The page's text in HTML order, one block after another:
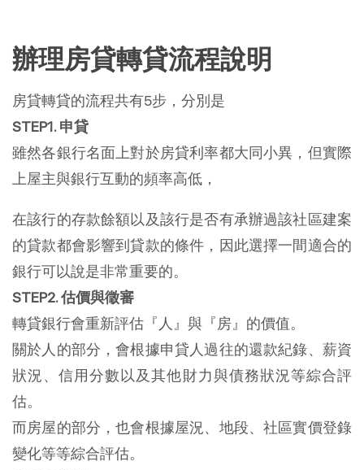
辦理房貸轉貸流程說明
房貸轉貸的流程共有5步，分別是
STEP1. 申貸
雖然各銀行名面上對於房貸利率都大同小異，但實際
上屋主與銀行互動的頻率高低，
在該行的存款餘額以及該行是否有承辦過該社區建案
的貸款都會影響到貸款的條件，因此選擇一間適合的
銀行可以說是非常重要的。
STEP2. 估價與徵審
轉貸銀行會重新評估『人』與『房』的價值。
關於人的部分，會根據申貸人過往的還款紀錄、薪資
狀況、信用分數以及其他財力與債務狀況等綜合評
估。
而房屋的部分，也會根據屋況、地段、社區實價登錄
變化等等綜合評估。